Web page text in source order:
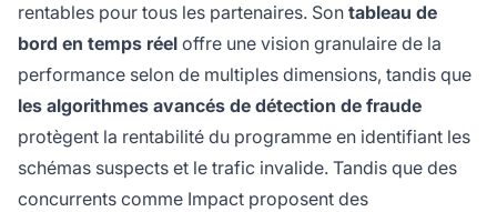
rentables pour tous les partenaires. Son tableau de
bord en temps réel offre une vision granulaire de la
performance selon de multiples dimensions, tandis que
les algorithmes avancés de détection de fraude
protègent la rentabilité du programme en identifiant les
schémas suspects et le trafic invalide. Tandis que des
concurrents comme Impact proposent des